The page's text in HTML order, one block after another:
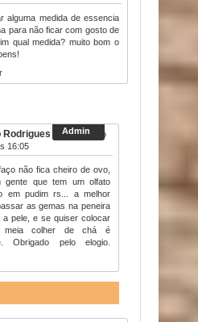
alguma medida de essencia
para não ficar com gosto de
qual medida? muito bom o
Rodrigues
14 de agosto
16:05
não fica cheiro de ovo,
gente que tem um olfato
em pudim rs... a melhor
as gemas na peneira
a pele, e se quiser colocar
meia colher de chá é
Obrigado pelo elogio.